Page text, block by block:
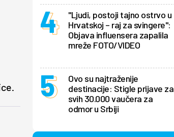
"Ljudi, postoji tajno ostrvo u
Hrvatskoj – raj za svingere":
Objava influensera zapalila
mreže FOTO/VIDEO
Ovo su najtraženije
destinacije: Stigle prijave za
svih 30.000 vaučera za
odmor u Srbiji